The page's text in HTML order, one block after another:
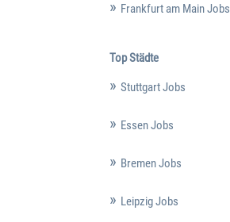
Frankfurt am Main Jobs
Top Städte
Stuttgart Jobs
Essen Jobs
Bremen Jobs
Leipzig Jobs